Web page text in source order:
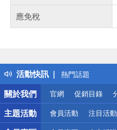
應免稅
活動快訊
得獎公告
熱門話題
銀行優惠
偏遠地區配送
詐騙網頁！請小
關於我們
官網 促銷目錄
主題活動 會員活動 注目活動